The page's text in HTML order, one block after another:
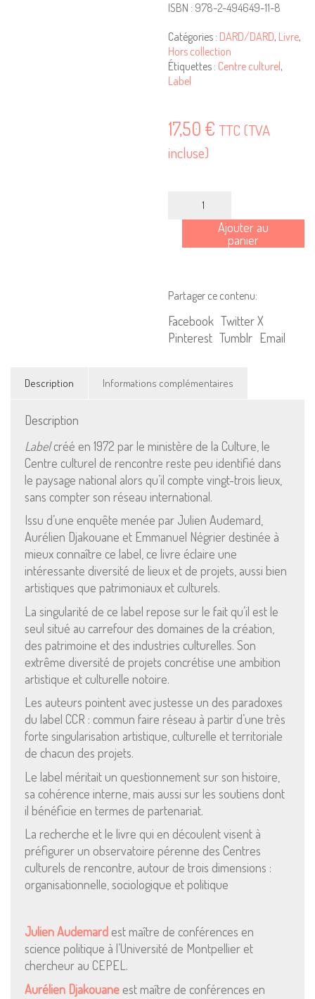
ISBN : 978-2-494649-11-8
Catégories : DARD/DARD, Livre,
Hors collection
Étiquettes : Centre culturel,
Label
17,50 € TTC (TVA
incluse)
quantité
label.
culturels
de
rencontre.
Ajouter au
panier
Partager ce contenu:
Facebook Twitter X
Pinterest Tumblr Email
Description Informations complémentaires
Description
Labelcréé en 1972 par le ministère de la Culture, le
Centre culturel de rencontre reste peu identifié dans
le paysage national alors qu’il compte vingt-trois lieux,
sans compter son réseau international.
Issu d’une enquête menée par Julien Audemard,
Aurélien Djakouane et Emmanuel Négrier destinée à
mieux connaître ce label, ce livre éclaire une
intéressante diversité de lieux et de projets, aussi bien
artistiques que patrimoniaux et culturels.
La singularité de ce label repose sur le fait qu’il est le
seul situé au carrefour des domaines de la création,
des patrimoine et des industries culturelles. Son
extrême diversité de projets concrétise une ambition
artistique et culturelle notoire.
Les auteurs pointent avec justesse un des paradoxes
du label CCR : commun faire réseau à partir d’une très
forte singularisation artistique, culturelle et territoriale
de chacun des projets.
Le label méritait un questionnement sur son histoire,
sa cohérence interne, mais aussi sur les soutiens dont
il bénéficie en termes de partenariat.
La recherche et le livre qui en découlent visent à
préfigurer un observatoire pérenne des Centres
culturels de rencontre, autour de trois dimensions :
organisationnelle, sociologique et politique
Julien Audemard est maître de conférences en
science politique à l’Université de Montpellier et
chercheur au CEPEL.
Aurélien Djakouane est maître de conférences en
Mentions Légales
Pour consulter nos CGV,
cliquez ici
diffusion@editions-attribut.fr